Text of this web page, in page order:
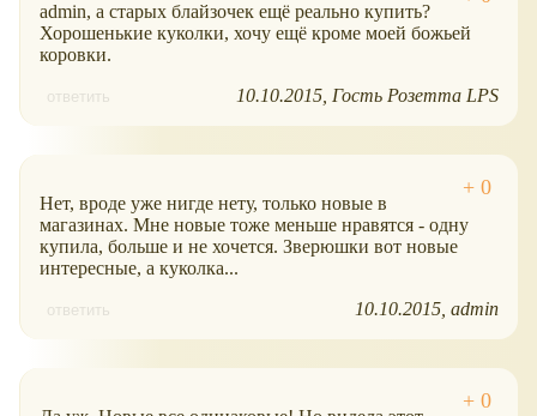
admin, а старых блайзочек ещё реально купить?
Хорошенькие куколки, хочу ещё кроме моей божьей
коровки.
ответить 10.10.2015 Гость Розетта LPS
Нет, вроде уже нигде нету, только новые в
магазинах. Мне новые тоже меньше нравятся - одну
купила, больше и не хочется. Зверюшки вот новые
интересные, а куколка...
ответить 10.10.2015 admin